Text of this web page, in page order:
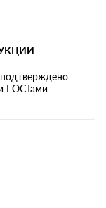
ГОСТами